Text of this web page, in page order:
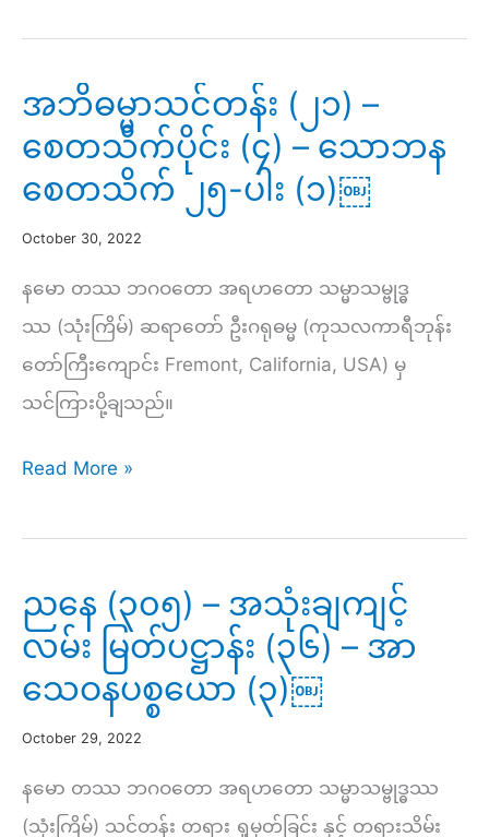
–
သင်္ခါရလောက
ကို
သုည
သဘော
မြင်
ရှု
တတ်
(၂၀)
အဘိဓမ္မာသင်တန်း (၂၁) –
စေတသိက်ပိုင်း (၄) – သောဘန ​
စေတသိက် ၂၅-ပါး (၁)￼
October 30, 2022
နမော တဿ ဘဂဝတော အရဟတော သမ္မာသမ္ဗုဒ္ဓ
ဿ (သုံးကြိမ်) ဆရာတော် ဦးဂရုဓမ္မ (ကုသလကာရီဘုန်း
တော်ကြီးကျောင်း Fremont, California, USA) မှ
သင်ကြားပို့ချသည်။
အဘိ
မ္
သင်တန်း
(၂၁)
–
စေတသိက်
Read More »
ညနေ (၃၀၅) – အသုံးချကျင့်
လမ်း မြတ်ပဋ္ဌာန်း (၃၆) – အာ
သေဝနပစ္စယော (၃)￼
October 29, 2022
နမော တဿ ဘဂဝတော အရဟတော သမ္မာသမ္ဗုဒ္ဓဿ
(သုံးကြိမ်) သင်တန်း တရား ရှုမှတ်ခြင်း နှင့် တရားသိမ်း